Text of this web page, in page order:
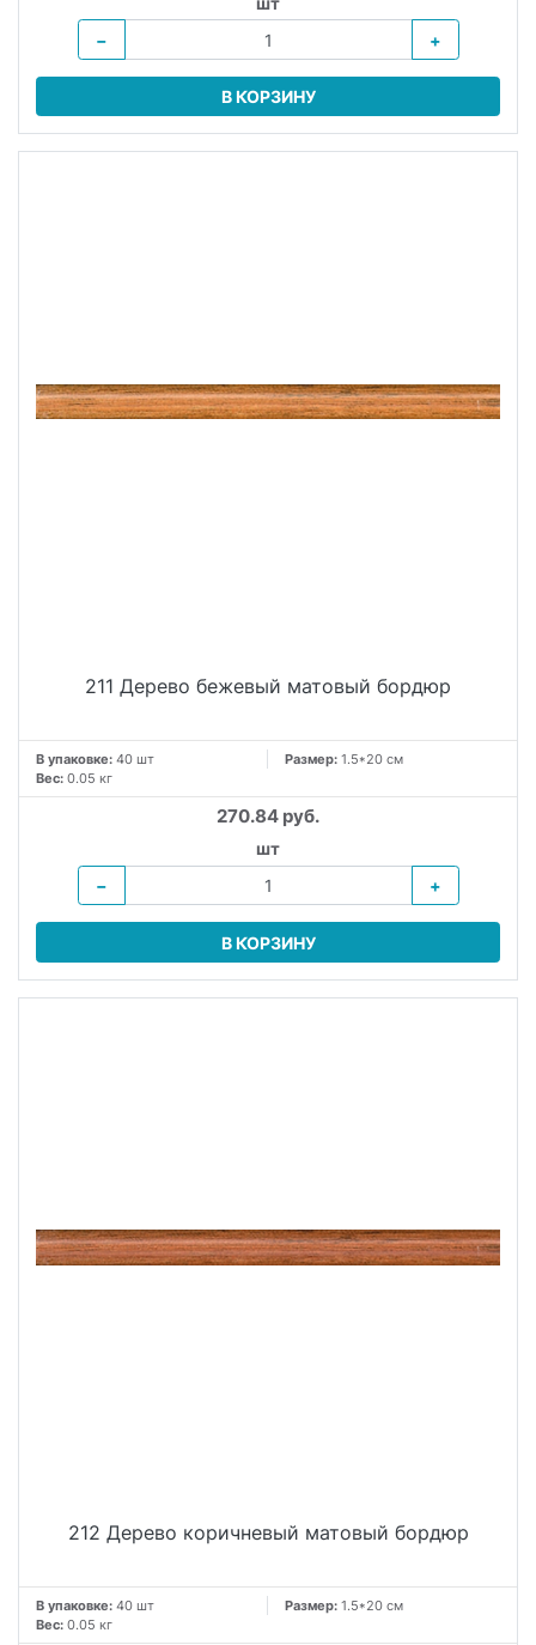
−
+
В КОРЗИНУ
211 Дерево бежевый матовый бордюр
В упаковке: 40 шт Размер: 1.5*20 см
Вес: 0.05 кг
270.84 руб.
шт
−
+
В КОРЗИНУ
212 Дерево коричневый матовый бордюр
В упаковке: 40 шт Размер: 1.5*20 см
Вес: 0.05 кг